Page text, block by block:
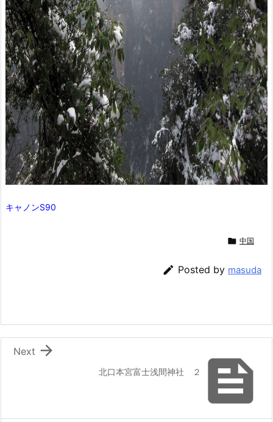
キャノンS90
 中国
 Posted by masuda

北口本宮富士浅間神社 ２

Next